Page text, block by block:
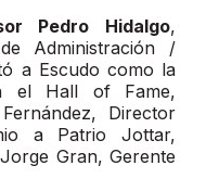
Pedro Hidalgo,
Administración /
a Escudo como la
el Hall of Fame,
Director
a Patrio Jottar,
Gran, Gerente